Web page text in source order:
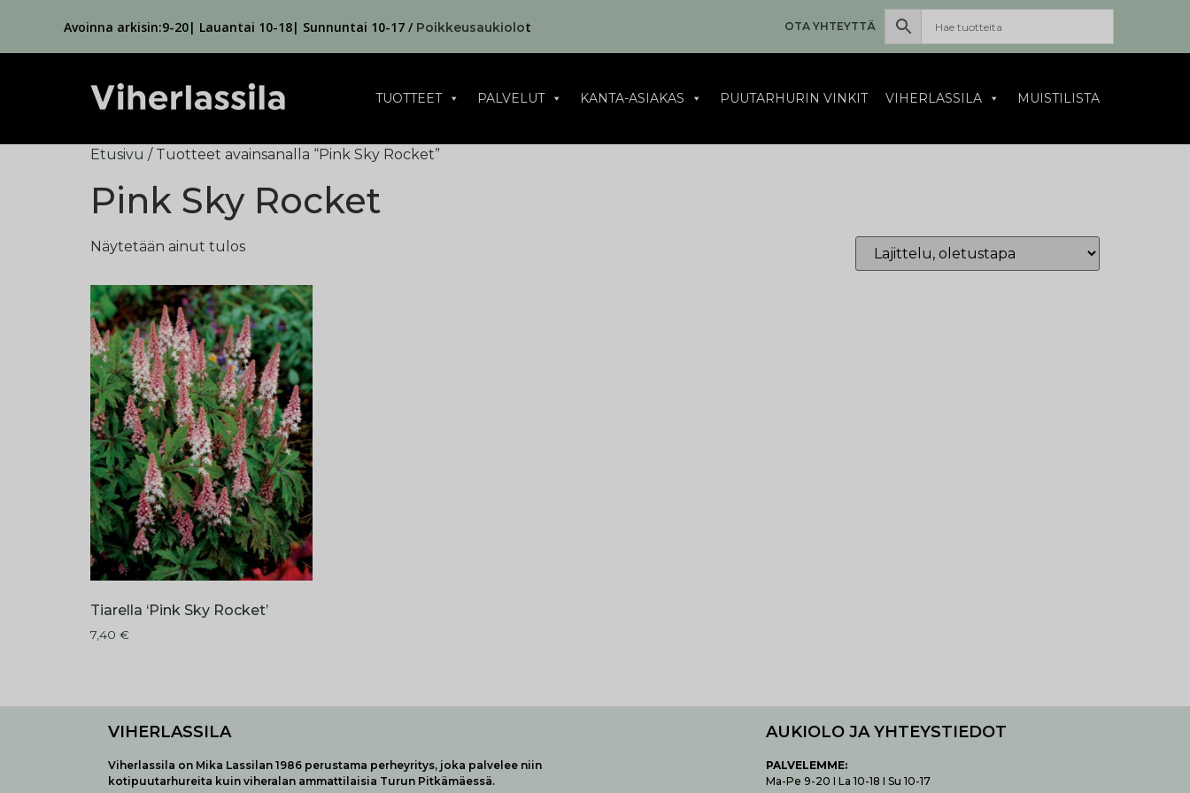
Avoinna arkisin:9-20| Lauantai 10-18| Sunnuntai 10-17 / Poikkeusaukiolot OTA YHTEYTTÄ
TUOTTEET PALVELUT KANTA-ASIAKAS PUUTARHURIN VINKIT VIHERLASSILA MUISTILISTA
Etusivu / Tuotteet avainsanalla “Pink Sky Rocket”
Pink Sky Rocket
Näytetään ainut tulos
Tiarella ‘Pink Sky Rocket’
7,40 €
VIHERLASSILA
Viherlassila on Mika Lassilan 1986 perustama perheyritys, joka palvelee niin
kotipuutarhureita kuin viheralan ammattilaisia Turun Pitkämäessä.
AUKIOLO JA YHTEYSTIEDOT
PALVELEMME:
Ma-Pe 9-20 I La 10-18 I Su 10-17